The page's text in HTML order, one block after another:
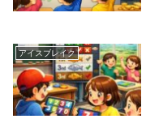
アイスブレイク